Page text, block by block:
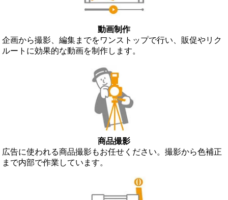
動画制作
企画から撮影、編集までをワンストップで行い、販促やリク
ルートに効果的な動画を制作します。
商品撮影
広告に使われる商品撮影もお任せください。撮影から色補正
まで内部で作業しています。